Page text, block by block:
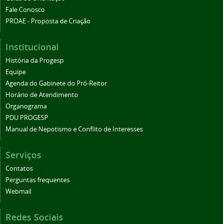
Fale Conosco
PROAE - Proposta de Criação
Institucional
História da Progesp
Equipe
Agenda do Gabinete do Pró-Reitor
Horário de Atendimento
Organograma
PDU PROGESP
Manual de Nepotismo e Conflito de Interesses
Serviços
Contatos
Perguntas frequentes
Webmail
Redes Sociais